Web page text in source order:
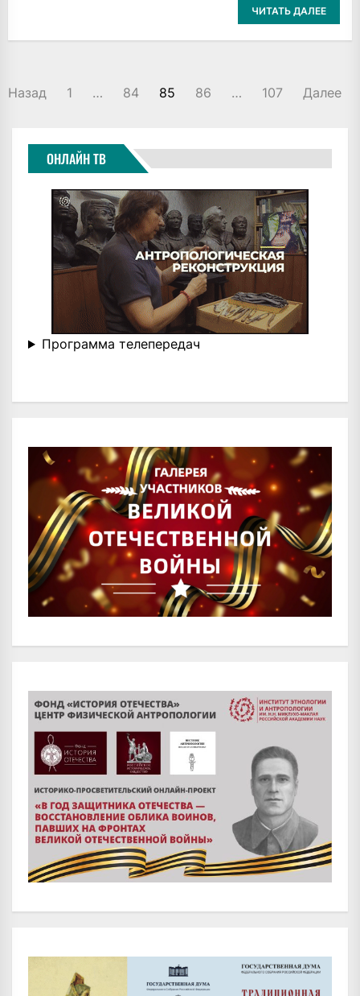
ЧИТАТЬ ДАЛЕЕ
ПАГИНАЦИЯ
Назад 1 … 84 85 86 … 107 Далее
ОНЛАЙН ТВ
Программа телепередач